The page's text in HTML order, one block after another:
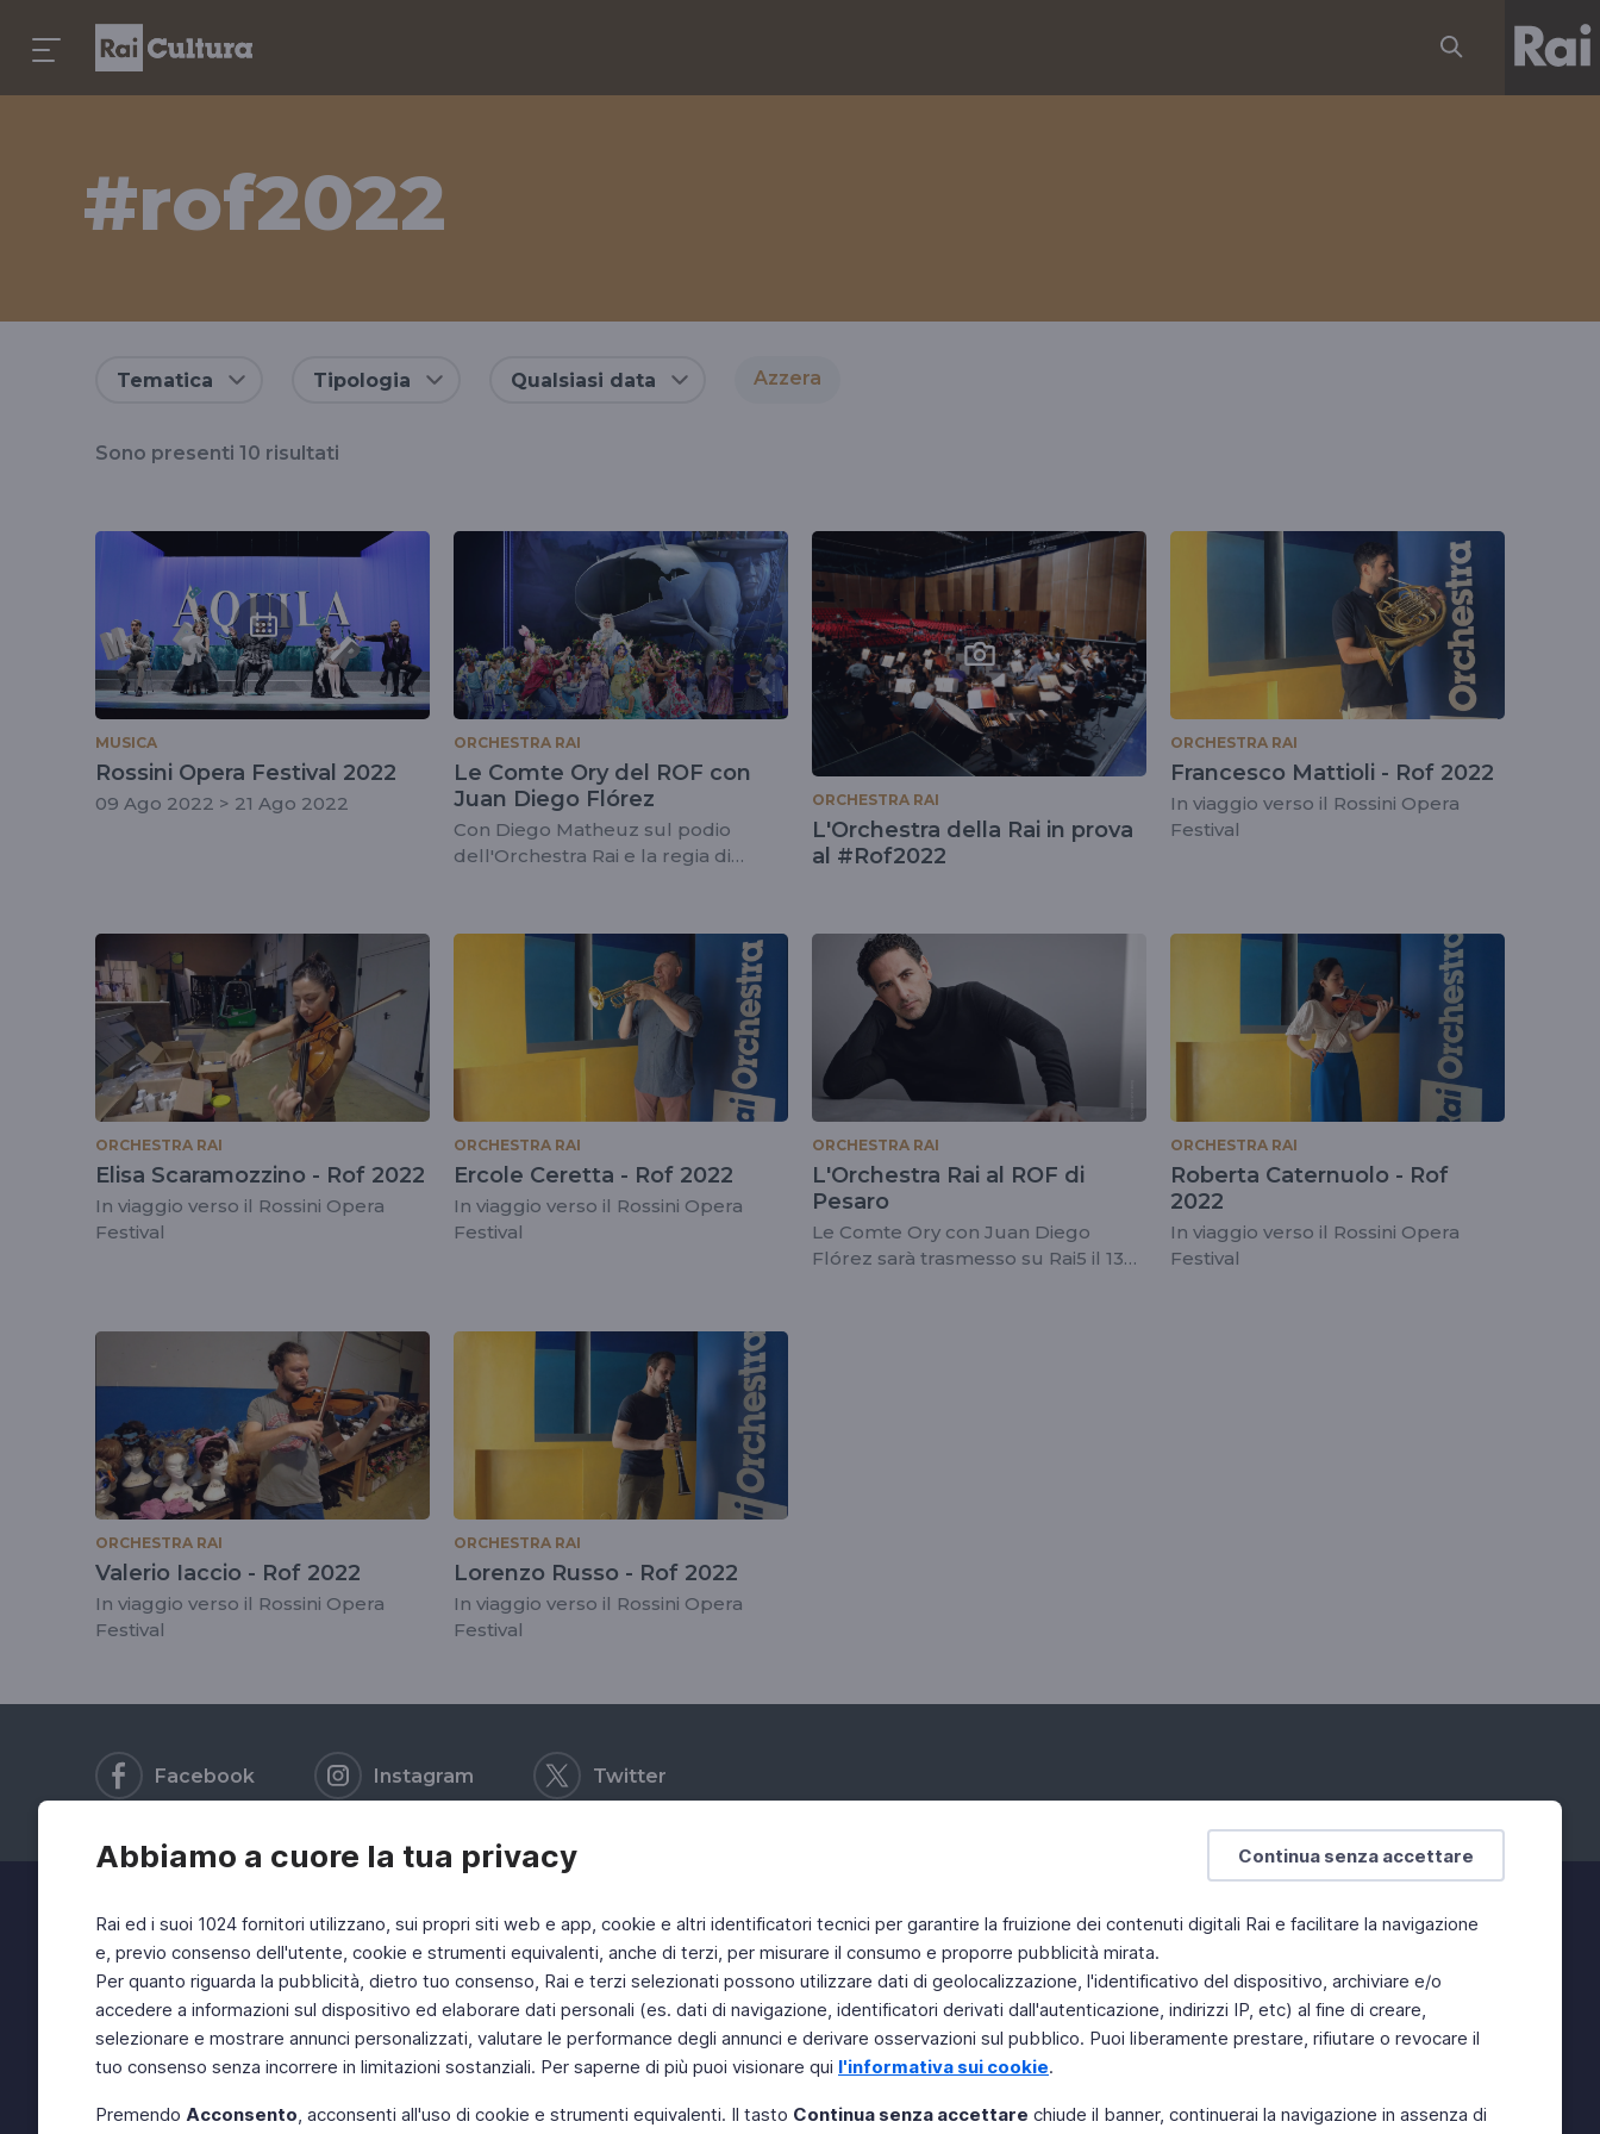
Continua senza accettare
Abbiamo a cuore la tua privacy
Rai ed i suoi 1024 fornitori utilizzano, sui propri siti web e app, cookie e altri identificatori tecnici per garantire la fruizione dei contenuti digitali Rai e facilitare la navigazione
e, previo consenso dell'utente, cookie e strumenti equivalenti, anche di terzi, per misurare il consumo e proporre pubblicità mirata.
Per quanto riguarda la pubblicità, dietro tuo consenso, Rai e terzi selezionati possono utilizzare dati di geolocalizzazione, l'identificativo del dispositivo, archiviare e/o
accedere a informazioni sul dispositivo ed elaborare dati personali (es. dati di navigazione, identificatori derivati dall'autenticazione, indirizzi IP, etc) al fine di creare,
selezionare e mostrare annunci personalizzati, valutare le performance degli annunci e derivare osservazioni sul pubblico. Puoi liberamente prestare, rifiutare o revocare il
tuo consenso senza incorrere in limitazioni sostanziali. Per saperne di più puoi visionare qui l'informativa sui cookie.
Premendo Acconsento, acconsenti all'uso di cookie e strumenti equivalenti. Il tasto Continua senza accettare chiude il banner, continuerai la navigazione in assenza di
#rof2022
tag
#rof2022
Tematica Tipologia Qualsiasi data Azzera
Sono presenti 10 risultati
MUSICA
Rossini Opera Festival 2022
09 Ago 2022 > 21 Ago 2022
ORCHESTRA RAI
Le Comte Ory del ROF con
Juan Diego Flórez
Con Diego Matheuz sul podio
dell'Orchestra Rai e la regia di
ORCHESTRA RAI
L'Orchestra della Rai in prova
al #Rof2022
ORCHESTRA RAI
Francesco Mattioli - Rof 2022
In viaggio verso il Rossini Opera
Festival
ORCHESTRA RAI
Elisa Scaramozzino - Rof 2022
In viaggio verso il Rossini Opera
Festival
ORCHESTRA RAI
Ercole Ceretta - Rof 2022
In viaggio verso il Rossini Opera
Festival
ORCHESTRA RAI
L'Orchestra Rai al ROF di
Pesaro
Le Comte Ory con Juan Diego
Flórez sarà trasmesso su Rai5 il 13
ORCHESTRA RAI
Roberta Caternuolo - Rof
2022
In viaggio verso il Rossini Opera
Festival
ORCHESTRA RAI
Valerio Iaccio - Rof 2022
In viaggio verso il Rossini Opera
Festival
ORCHESTRA RAI
Lorenzo Russo - Rof 2022
In viaggio verso il Rossini Opera
Festival
Facebook Instagram Twitter